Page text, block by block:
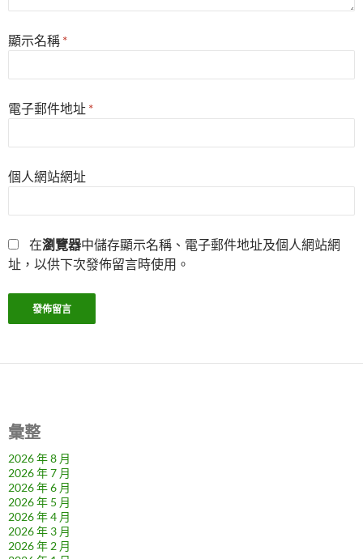
顯示名稱 *
電子郵件地址 *
個人網站網址
在瀏覽器中儲存顯示名稱、電子郵件地址及個人網站網
址，以供下次發佈留言時使用。
彙整
2026 年 8 月
2026 年 7 月
2026 年 6 月
2026 年 5 月
2026 年 4 月
2026 年 3 月
2026 年 2 月